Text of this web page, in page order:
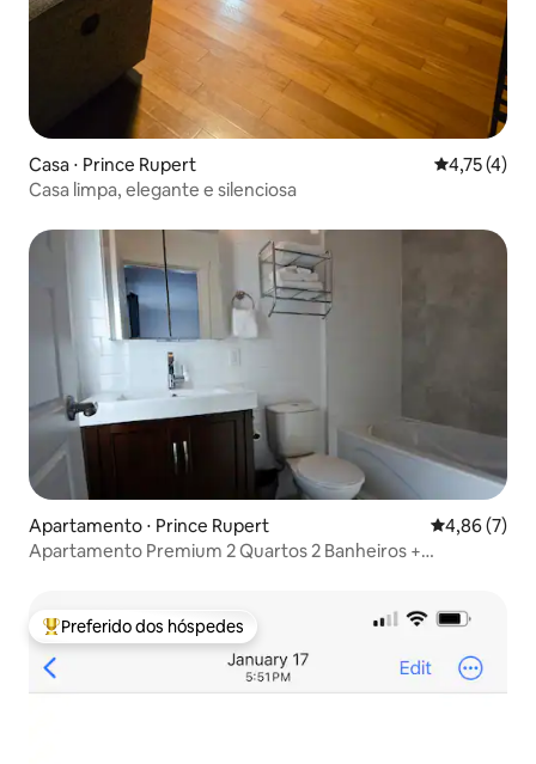
Casa ⋅ Prince Rupert 4,75 de
4,75 (4)
Casa limpa, elegante e silenciosa
Apartamento ⋅ Prince Rupert 4,86 de uma
4,86 (7)
Apartamento Premium 2 Quartos 2 Banheiros +
Entre os melhores preferidos dos hóspedes
Preferido dos hóspedes